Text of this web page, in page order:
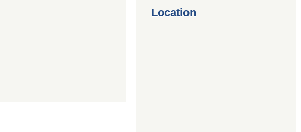
Location